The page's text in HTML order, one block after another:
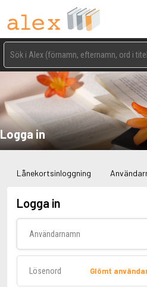
Logga in
Lånekortsinloggning
Logga in
Glömt